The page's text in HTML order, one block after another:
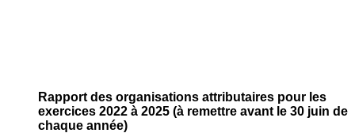
Rapport des organisations attributaires pour les
exercices 2022 à 2025 (à remettre avant le 30 juin de
chaque année)